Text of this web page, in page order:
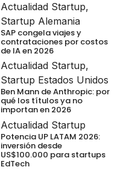
Actualidad Startup,
Startup Alemania
SAP congela viajes y
contrataciones por costos
de IA en 2026
Actualidad Startup,
Startup Estados Unidos
Ben Mann de Anthropic: por
qué los títulos ya no
importan en 2026
Actualidad Startup
Potencia UP LATAM 2026:
inversión desde
US$100.000 para startups
EdTech